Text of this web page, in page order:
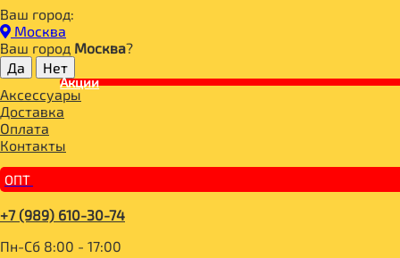
Ваш город:
Москва
Ваш город Москва?
Акции
Аксессуары
Доставка
Оплата
Контакты
ОПТ
+7 (989) 610-30-74
Пн-Сб 8:00 - 17:00
Главная
СПОРТИВНОЕ ПИТАНИЕ
ПРОТЕИН
Life Protein Banana Milkshake 907g, Tree of life